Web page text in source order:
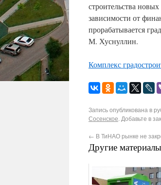
строительства
зависимости от
прорабатывается
М. Хуснуллин.
Комплекс
Запись опубликована в
Сосенское. Добавьте в
← В ТиНАО рынке не
Другие